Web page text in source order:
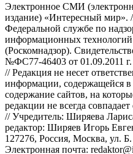
Электронное СМИ
издание) «Интересный мир».
Федеральной службе по
информационных
(Роскомнадзор).
№ФС77-46403 от 01.09.2011 г.
// Редакция не несет
информации, содержащейся в
содержание сайтов, на
редакции не всегда
// Учредитель: Ширяева
редактор: Ширяев Игорь
127276, Россия, Москва, ул.
Электронная почта: